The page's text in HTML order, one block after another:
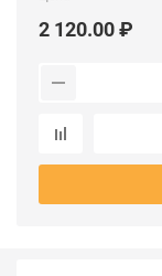
2 120.00 ₽